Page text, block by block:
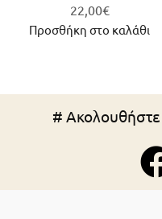
22,00€
Προσθήκη στο καλάθι
#